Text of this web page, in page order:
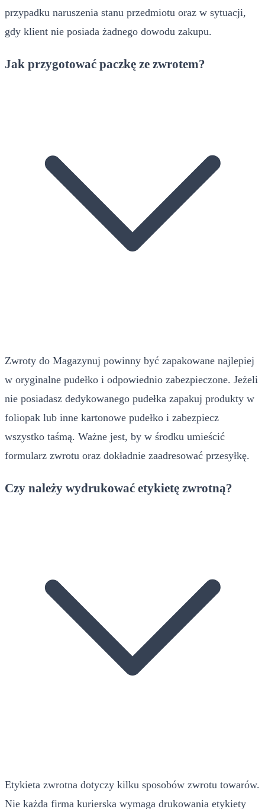
przypadku naruszenia stanu przedmiotu oraz w sytuacji,
gdy klient nie posiada żadnego dowodu zakupu.
Jak przygotować paczkę ze zwrotem?
Zwroty do Magazynuj powinny być zapakowane najlepiej
w oryginalne pudełko i odpowiednio zabezpieczone. Jeżeli
nie posiadasz dedykowanego pudełka zapakuj produkty w
foliopak lub inne kartonowe pudełko i zabezpiecz
wszystko taśmą. Ważne jest, by w środku umieścić
formularz zwrotu oraz dokładnie zaadresować przesyłkę.
Czy należy wydrukować etykietę zwrotną?
Etykieta zwrotna dotyczy kilku sposobów zwrotu towarów.
Nie każda firma kurierska wymaga drukowania etykiety